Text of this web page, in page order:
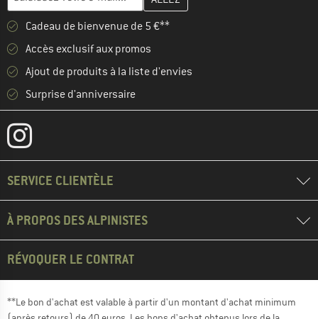
Cadeau de bienvenue de 5 €**
Accès exclusif aux promos
Ajout de produits à la liste d'envies
Surprise d'anniversaire
SERVICE CLIENTÈLE
À PROPOS DES ALPINISTES
RÉVOQUER LE CONTRAT
**Le bon d'achat est valable à partir d'un montant d'achat minimum